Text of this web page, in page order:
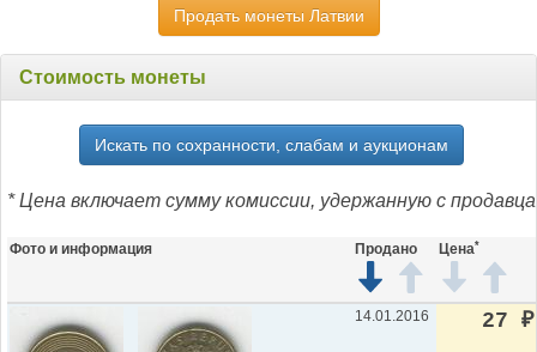
Продать монеты Латвии
Стоимость монеты
Искать по сохранности, слабам и аукционам
* Цена включает сумму комиссии, удержанную с продавца
Фото и информация Продано Цена*
14.01.2016 27 ₽